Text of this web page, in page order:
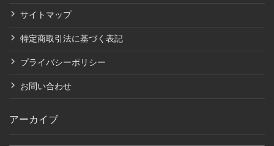
サイトマップ
特定商取引法に基づく表記
プライバシーポリシー
お問い合わせ
アーカイブ